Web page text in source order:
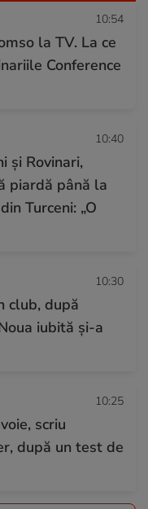
10:54
la TV. La ce
Conference
10:40
și Rovinari,
piardă până la
Turceni: „O
10:30
club, după
iubită și-a
10:25
scriu
după un test de